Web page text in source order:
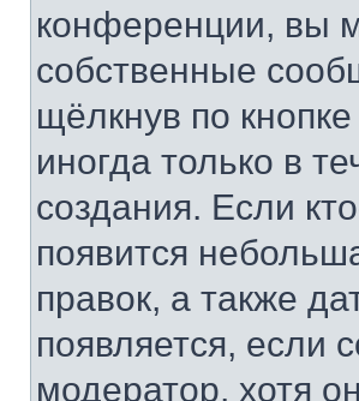
конференции, вы
собственные
щёлкнув по кнопке
иногда только в
создания. Если
появится
правок, а также
появляется, если
модератор, хотя